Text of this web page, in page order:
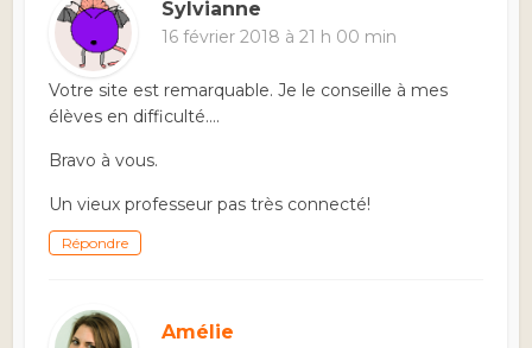
Sylvianne
16 février 2018 à 21 h 00 min
Votre site est remarquable. Je le conseille à mes
élèves en difficulté….
Bravo à vous.
Un vieux professeur pas très connecté!
Répondre
Amélie